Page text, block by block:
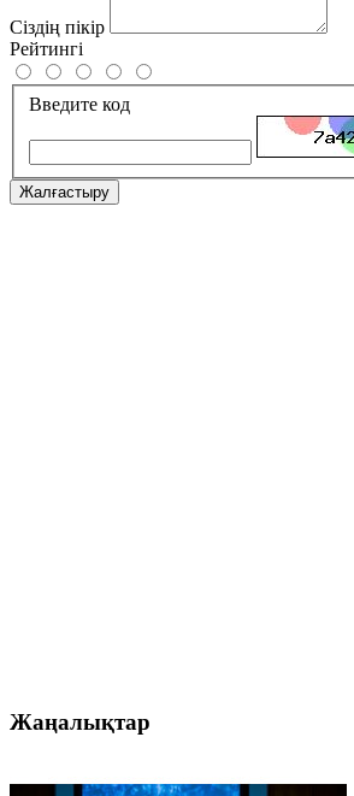
Сіздің пікір
Рейтингі
Введите код
Жалғастыру
Жаңалықтар